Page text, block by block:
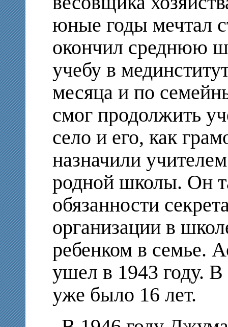
юные годы мечтал
окончил среднюю
учебу в
месяца и по
смог продолжить
село и его, как
назначили
родной школы. Он
обязанности
организации в
ребенком в семье.
ушел в 1943 году.
уже было 16 лет.